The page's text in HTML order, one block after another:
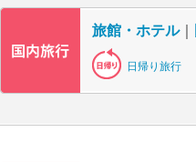
旅館・ホテル｜
日帰り旅行